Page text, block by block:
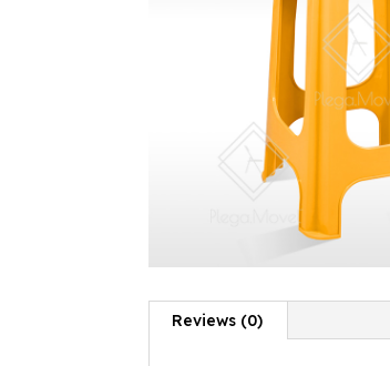
Reviews (0)